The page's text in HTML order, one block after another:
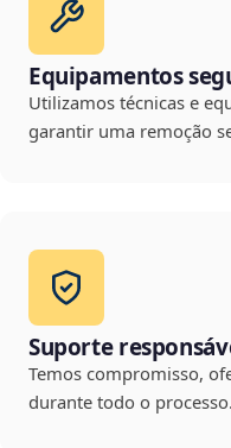
Equipamentos
Utilizamos técnicas e
garantir uma remoção
Suporte
Temos compromisso,
durante todo o processo.